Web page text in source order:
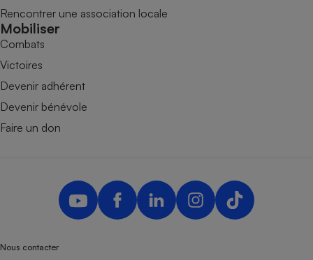
Rencontrer une association locale
Mobiliser
Combats
Victoires
Devenir adhérent
Devenir bénévole
Faire un don
Nous contacter